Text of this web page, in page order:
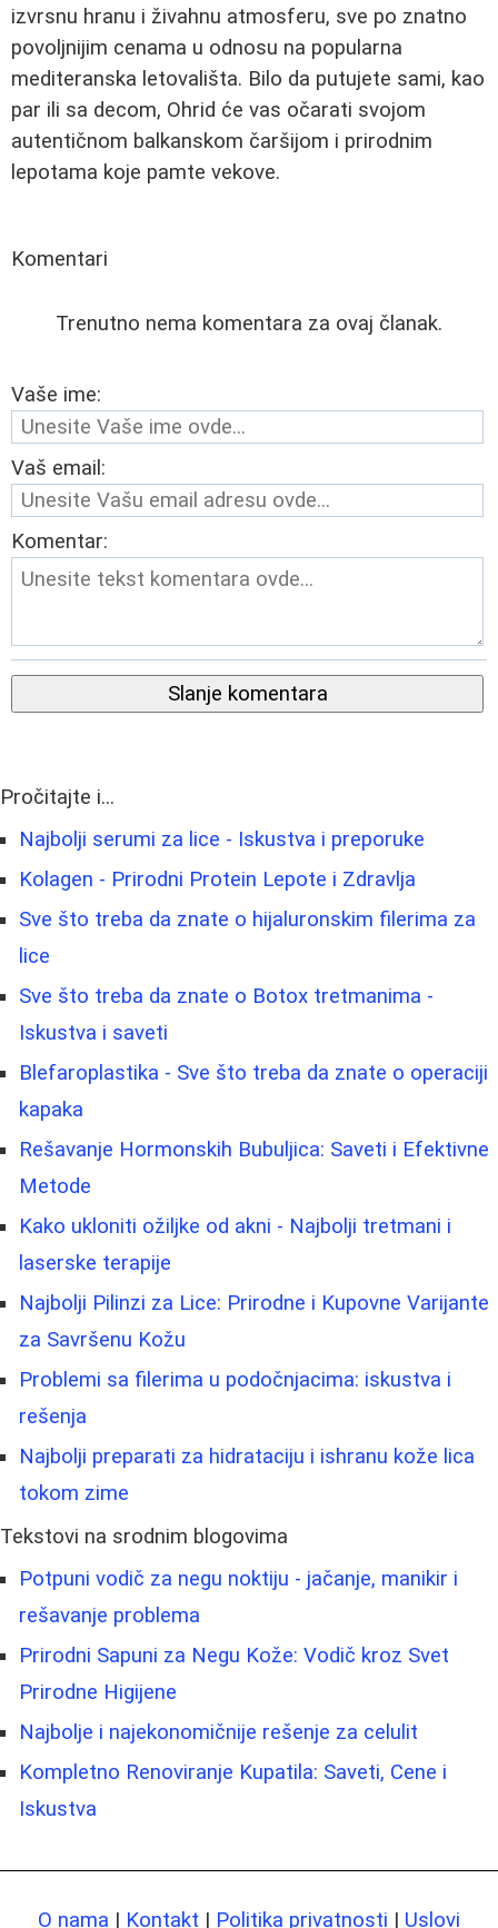
izvrsnu hranu i živahnu atmosferu, sve po znatno
povoljnijim cenama u odnosu na popularna
mediteranska letovališta. Bilo da putujete sami, kao
par ili sa decom, Ohrid će vas očarati svojom
autentičnom balkanskom čaršijom i prirodnim
lepotama koje pamte vekove.
Komentari
Trenutno nema komentara za ovaj članak.
Vaše ime:
Vaš email:
Komentar:
Slanje komentara
Pročitajte i...
Najbolji serumi za lice - Iskustva i preporuke
Kolagen - Prirodni Protein Lepote i Zdravlja
Sve što treba da znate o hijaluronskim filerima za
lice
Sve što treba da znate o Botox tretmanima -
Iskustva i saveti
Blefaroplastika - Sve što treba da znate o operaciji
kapaka
Rešavanje Hormonskih Bubuljica: Saveti i Efektivne
Metode
Kako ukloniti ožiljke od akni - Najbolji tretmani i
laserske terapije
Najbolji Pilinzi za Lice: Prirodne i Kupovne Varijante
za Savršenu Kožu
Problemi sa filerima u podočnjacima: iskustva i
rešenja
Najbolji preparati za hidrataciju i ishranu kože lica
tokom zime
Tekstovi na srodnim blogovima
Potpuni vodič za negu noktiju - jačanje, manikir i
rešavanje problema
Prirodni Sapuni za Negu Kože: Vodič kroz Svet
Prirodne Higijene
Najbolje i najekonomičnije rešenje za celulit
Kompletno Renoviranje Kupatila: Saveti, Cene i
Iskustva
O nama | Kontakt | Politika privatnosti | Uslovi